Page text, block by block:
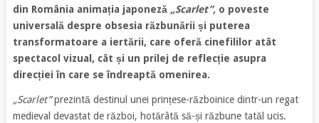
din România animația japoneză „Scarlet”,o poveste
universală despre obsesia răzbunării și puterea
transformatoare a iertării, care oferă cinefililor atât
spectacol vizual, cât și un prilej de reflecție asupra
direcției în care se îndreaptă omenirea.
„Scarlet”prezintă destinul unei prințese-războinice dintr-un regat
medieval devastat de război, hotărâtă să-și răzbune tatăl ucis.